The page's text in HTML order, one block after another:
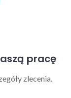
pracę
zlecenia.